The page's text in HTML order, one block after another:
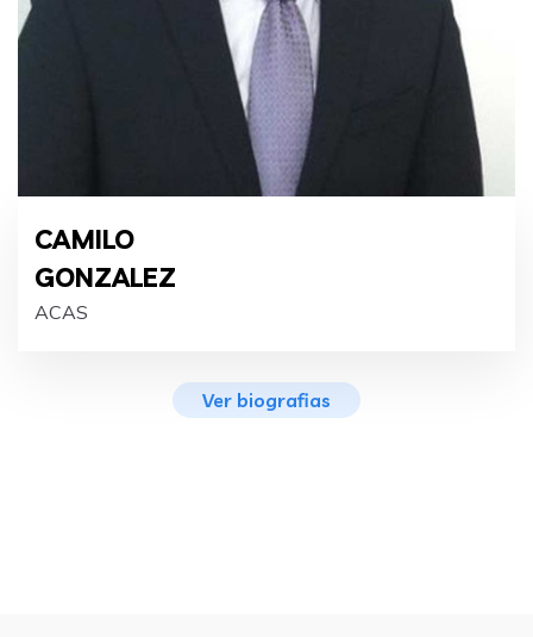
CAMILO
GONZALEZ
ACAS
Ver biografias